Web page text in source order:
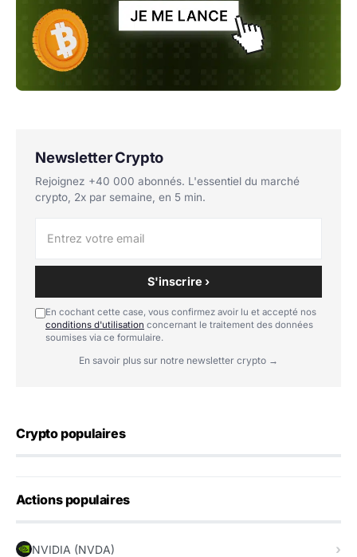
Newsletter Crypto
Rejoignez +40 000 abonnés. L'essentiel du marché
crypto, 2x par semaine, en 5 min.
S'inscrire ›
En cochant cette case, vous confirmez avoir lu et accepté nos
conditions d'utilisation concernant le traitement des données
soumises via ce formulaire.
En savoir plus sur notre newsletter crypto →
Crypto populaires
Actions populaires
NVIDIA (NVDA)